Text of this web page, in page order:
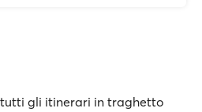
gli itinerari in traghetto